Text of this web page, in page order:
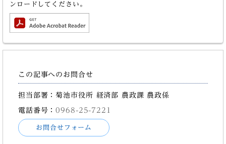
ンロードしてください。
この記事へのお問合せ
担当部署：菊池市役所 経済部 農政課 農政係
電話番号：0968-25-7221
お問合せフォーム